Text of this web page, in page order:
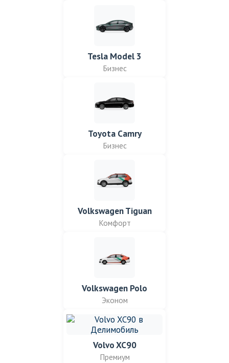
Tesla Model 3
Бизнес
Toyota Camry
Бизнес
Volkswagen Tiguan
Комфорт
Volkswagen Polo
Эконом
Volvo XC90
Премиум